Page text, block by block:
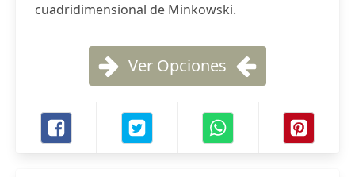
cuadridimensional de Minkowski.
Ver Opciones